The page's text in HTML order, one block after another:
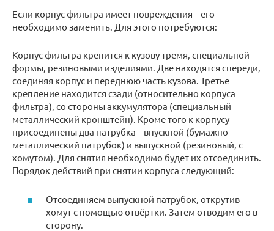
Если корпус фильтра имеет повреждения – его
необходимо заменить. Для этого потребуются:
Корпус фильтра крепится к кузову тремя, специальной
формы, резиновыми изделиями. Две находятся спереди,
соединяя корпус и переднюю часть кузова. Третье
крепление находится сзади (относительно корпуса
фильтра), со стороны аккумулятора (специальный
металлический кронштейн). Кроме того к корпусу
присоединены два патрубка – впускной (бумажно-
металлический патрубок) и выпускной (резиновый, с
хомутом). Для снятия необходимо будет их отсоединить.
Порядок действий при снятии корпуса следующий:
Отсоединяем выпускной патрубок, открутив
хомут с помощью отвёртки. Затем отводим его в
сторону.